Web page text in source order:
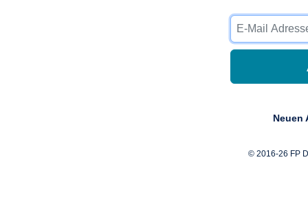
Neuen
© 2016-26 FP